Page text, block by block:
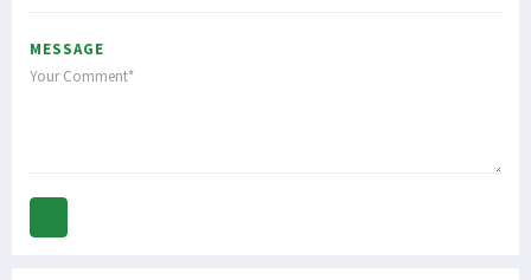
MESSAGE